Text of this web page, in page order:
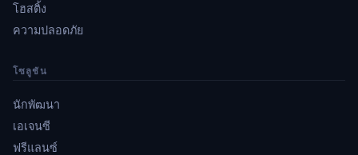
โฮสติ้ง
ความปลอดภัย
โซลูชัน
นักพัฒนา
เอเจนซี
ฟรีแลนซ์